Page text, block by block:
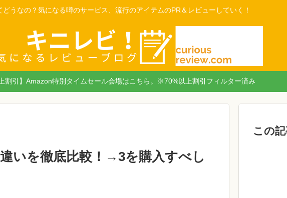
どうなの？気になる噂のサービス、流行のアイテムのPR＆レビューしていく！
上割引】Amazon特別タイムセール会場はこちら。※70%以上割引フィルター済み
いを徹底比較！→3を購入すべし
この